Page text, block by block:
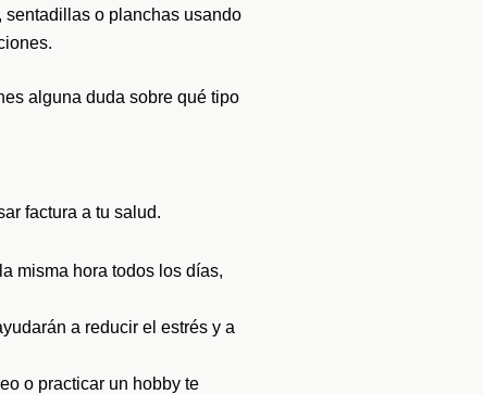
sentadillas o planchas usando
alguna duda sobre qué tipo
factura a tu salud.
misma hora todos los días,
a reducir el estrés y a
o practicar un hobby te